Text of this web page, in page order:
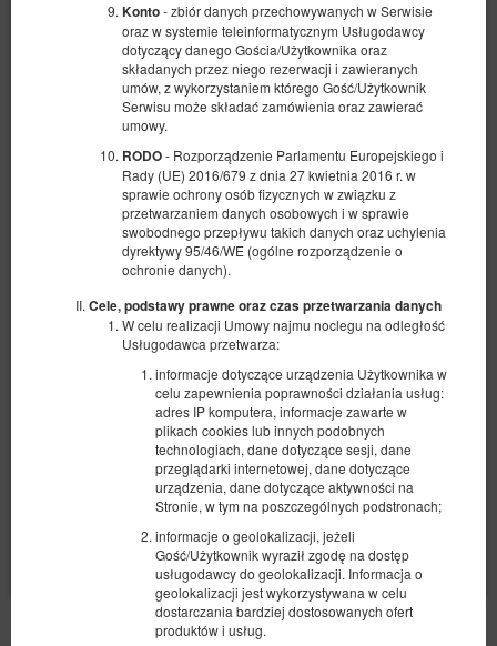
Konto- zbiór danych przechowywanych w Serwisie
oraz w systemie teleinformatycznym Usługodawcy
dotyczący danego Gościa/Użytkownika oraz
składanych przez niego rezerwacji i zawieranych
umów, z wykorzystaniem którego Gość/Użytkownik
Serwisu może składać zamówienia oraz zawierać
umowy.
RODO- Rozporządzenie Parlamentu Europejskiego i
Rady (UE) 2016/679 z dnia 27 kwietnia 2016 r. w
sprawie ochrony osób fizycznych w związku z
przetwarzaniem danych osobowych i w sprawie
swobodnego przepływu takich danych oraz uchylenia
dyrektywy 95/46/WE (ogólne rozporządzenie o
ochronie danych).
Cele, podstawy prawne oraz czas przetwarzania danych
W celu realizacji Umowy najmu noclegu na odległość
Usługodawca przetwarza:
informacje dotyczące urządzenia Użytkownika w
celu zapewnienia poprawności działania usług:
adres IP komputera, informacje zawarte w
plikach cookies lub innych podobnych
technologiach, dane dotyczące sesji, dane
przeglądarki internetowej, dane dotyczące
urządzenia, dane dotyczące aktywności na
Stronie, w tym na poszczególnych podstronach;
informacje o geolokalizacji, jeżeli
Gość/Użytkownik wyraził zgodę na dostęp
usługodawcy do geolokalizacji. Informacja o
geolokalizacji jest wykorzystywana w celu
dostarczania bardziej dostosowanych ofert
produktów i usług.
Komfortowy i nowoczesny
Apartament "Sevilla"
Dostępna liczba: 1
2 sypialnie 6 łóżek pojedynczych (Single)
3 181,90 zł
2 osoby / 3 noce
Udostępnij Szczegóły Dostępność
?
Wymagana minimalna długość rezerwacji to 3 doby
Oferta częściowo zwrotna
?
3 181,90 PLN
Wybierz